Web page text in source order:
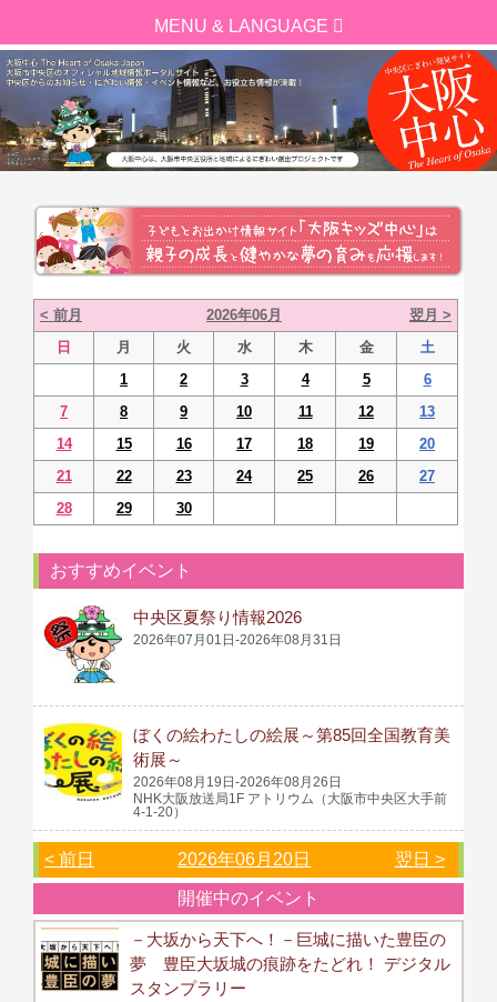
< 前月 2026年06月
翌月 >
日
月 火 水 木 金
土
1
2 3 4 5
6
7
8 9 10 11 12
13
14
15 16 17 18 19
20
21
22 23 24 25 26
27
28
29 30
おすすめイベント
中央区夏祭り情報2026
2026年07月01日-2026年08月31日
ぼくの絵わたしの絵展～第85回全国教育美
術展～
2026年08月19日-2026年08月26日
NHK大阪放送局1F アトリウム（大阪市中央区大手前
4-1-20）
< 前日 2026年06月20日 翌日 >
開催中のイベント
－大坂から天下へ！－巨城に描いた豊臣の
夢 豊臣大坂城の痕跡をたどれ！ デジタル
スタンプラリー